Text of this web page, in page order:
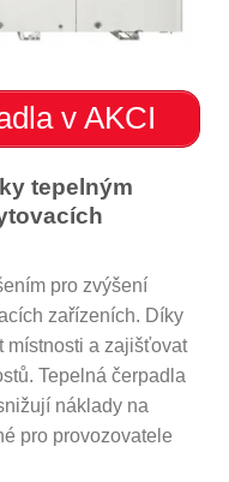
v AKCI
tepelným
pro zvýšení
zařízeních. Díky
místnosti a zajišťovat
Tepelná čerpadla
náklady na
pro provozovatele